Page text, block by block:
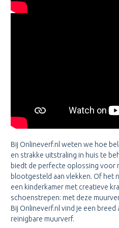
Bij Onlineverf.nl weten we hoe
en strakke uitstraling in huis te
biedt de perfecte oplossing voor
blootgesteld aan vlekken. Of het
een kinderkamer met creatieve
schoenstrepen: met deze
Bij Onlineverf.nl vind je een
reinigbare muurverf.